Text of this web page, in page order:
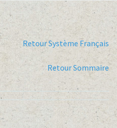
Retour Système Français
Retour Sommaire